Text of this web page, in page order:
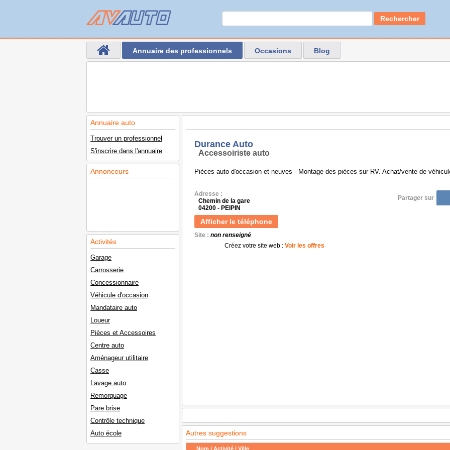
Rechercher
Annuaire des professionnels Occasions Blog
Annuaire auto
Trouver un professionnel
S'inscrire dans l'annuaire
Annonceurs
Activités
Garage
Carrosserie
Concessionnaire
Véhicule d'occasion
Mandataire auto
Loueur
Pièces et Accessoires
Centre auto
Aménageur utilitaire
Casse
Lavage auto
Remorquage
Pare brise
Contrôle technique
Auto école
Durance Auto
Accessoiriste auto
Pièces auto d'occasion et neuves - Montage des pièces sur RV. Achat/vente de
Adresse :
Chemin de la gare
04200 - PEIPIN
Afficher le téléphone
Site : non renseigné
Créez votre site web : Voir les offres
Partager sur
Autres suggestions
Nom | Activité | Ville